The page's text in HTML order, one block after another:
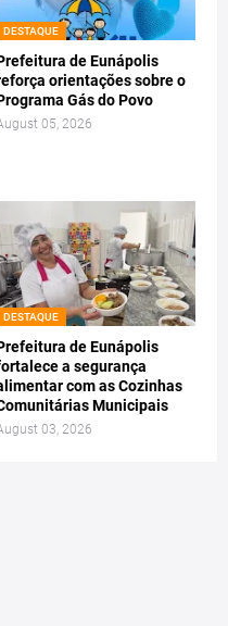
DESTAQUE
de Eunápolis
orientações sobre o
Gás do Povo
05, 2026
DESTAQUE
de Eunápolis
a segurança
com as Cozinhas
Municipais
03, 2026